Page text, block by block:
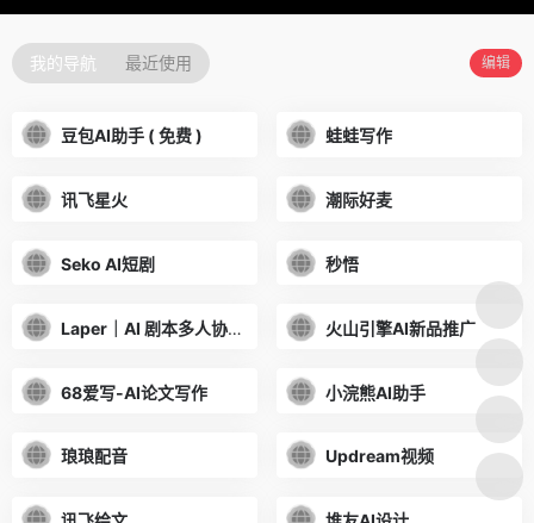
我的导航 最近使用 编辑
豆包AI助手 ( 免费 ) 蛙蛙写作
讯飞星火 潮际好麦
Seko AI短剧 秒悟
Laper｜AI 剧本多人协作平台 火山引擎AI新品推广
68爱写-AI论文写作 小浣熊AI助手
琅琅配音 Updream视频